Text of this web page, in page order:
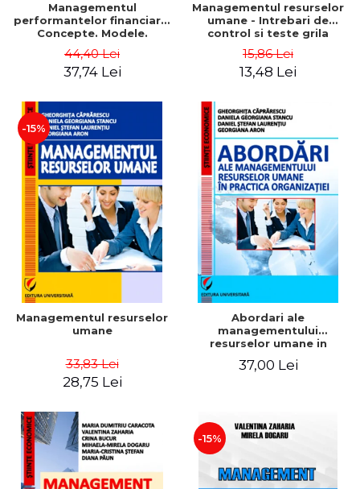
Managementul
performantelor financiare.
Concepte. Modele.
44,40 Lei
37,74 Lei
Managementul resurselor
umane - Intrebari de
control si teste grila
15,86 Lei
13,48 Lei
-15%
Managementul resurselor
umane
33,83 Lei
28,75 Lei
Abordari ale
managementului
resurselor umane in
37,00 Lei
-15%